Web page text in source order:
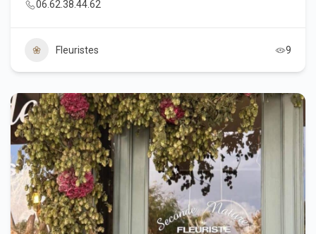
06.62.38.44.62
Fleuristes 9